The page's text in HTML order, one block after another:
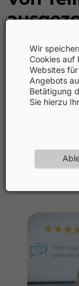
Unsere
Interaktion —
Bewertungen
★★★★★
100 %
Wir
Cookies auf
Websites
Angebots
Betätigung
Sie hierzu